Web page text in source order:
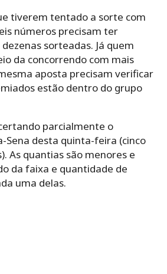
tiverem tentado a sorte com
números precisam ter
sorteadas. Já quem
da concorrendo com mais
aposta precisam verificar
estão dentro do grupo
parcialmente o
Sena desta quinta-feira (cinco
As quantias são menores e
da faixa e quantidade de
uma delas.